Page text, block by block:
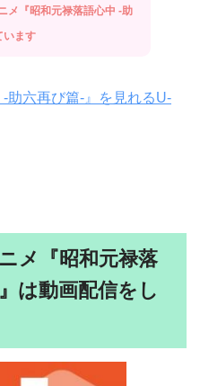
メ『昭和元禄落語心中 -助
います
助六再び篇-』を見れるU-
メ『昭和元禄落
は動画配信をし